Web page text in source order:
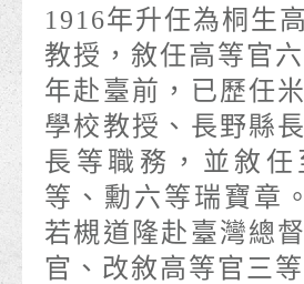
1916年升任為桐生
教授，敘任高等官
年赴臺前，已歷任
學校教授、長野縣
長等職務，並敘任
等、勳六等瑞寶章
若槻道隆赴臺灣總
官、改敘高等官三